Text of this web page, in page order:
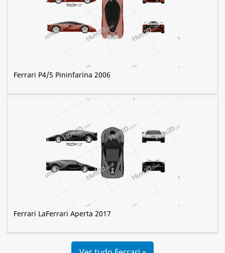
Ferrari P4/5 Pininfarina 2006
Ferrari LaFerrari Aperta 2017